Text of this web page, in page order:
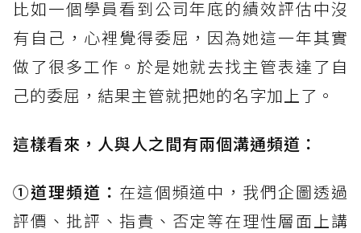
比如一個學員看到公司年底的績效評估中沒
有自己，心裡覺得委屈，因為她這一年其實
做了很多工作。於是她就去找主管表達了自
己的委屈，結果主管就把她的名字加上了。
這樣看來，人與人之間有兩個溝通頻道：
①道理頻道： 在這個頻道中，我們企圖透過
評價、批評、指責、否定等在理性層面上講